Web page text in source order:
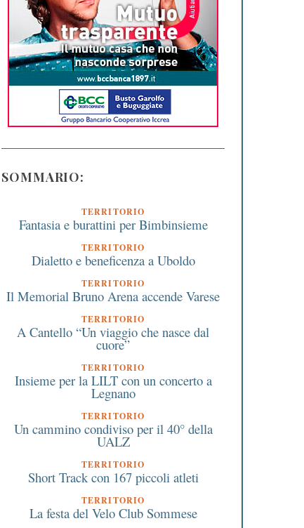
SOMMARIO:
TERRITORIO
Fantasia e burattini per Bimbinsieme
TERRITORIO
Dialetto e beneficenza a Uboldo
TERRITORIO
Il Memorial Bruno Arena accende Varese
TERRITORIO
A Cantello “Un viaggio che nasce dal
cuore”
TERRITORIO
Insieme per la LILT con un concerto a
Legnano
TERRITORIO
Un cammino condiviso per il 40° della
UALZ
TERRITORIO
Short Track con 167 piccoli atleti
TERRITORIO
La festa del Velo Club Sommese